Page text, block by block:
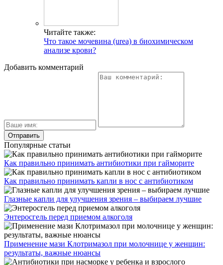
Читайте также:
Что такое мочевина (urea) в биохимическом
анализе крови?
Добавить комментарий
Популярные статьи
Как правильно принимать антибиотики при гайморите
Как правильно принимать капли в нос с антибиотиком
Глазные капли для улучшения зрения – выбираем лучшие
Энтеросгель перед приемом алкоголя
Применение мази Клотримазол при молочнице у женщин:
результаты, важные нюансы